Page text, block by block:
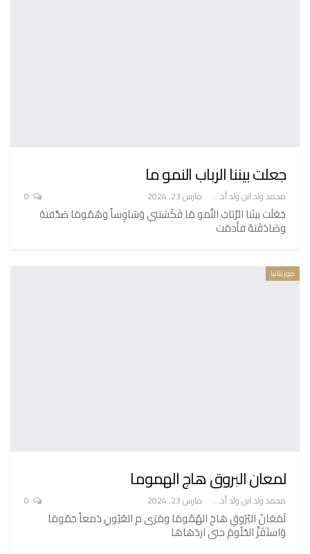
جعلت بيننا الرباب النمو ما
محمد ولد ابن ولد أحميدا مارس 23, 2024
جَعَلَت بينَنا الرَّبَابُ النَّمو مَا فَكَسَتني وَسَاوِساً وهُمُومَا صَدَّقتهُ
وصَادَقَتهُ فأدمَت
موريتانيا
لمعان البروق هاج الهموما
محمد ولد ابن ولد أحميدا مارس 23, 2024
لَمَعَانُ البُرُوقِ هَاجَ الهُمُومَا ومَرَى م العُيُونِ دَمعاً جَمُومَا
وَاستَفَزَّ الحُلُومَ حتى ازدَهَاهَا